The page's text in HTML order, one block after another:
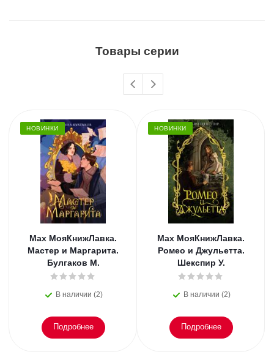
Товары серии
НОВИНКИ
Мах МояКнижЛавка.
Мастер и Маргарита.
Булгаков М.
В наличии (2)
Подробнее
НОВИНКИ
Мах МояКнижЛавка.
Ромео и Джульетта.
Шекспир У.
В наличии (2)
Подробнее